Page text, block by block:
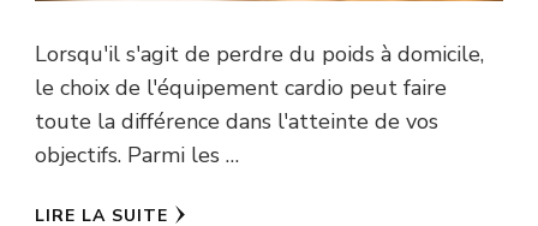
Lorsqu'il s'agit de perdre du poids à domicile,
le choix de l'équipement cardio peut faire
toute la différence dans l'atteinte de vos
objectifs. Parmi les …
LIRE LA SUITE